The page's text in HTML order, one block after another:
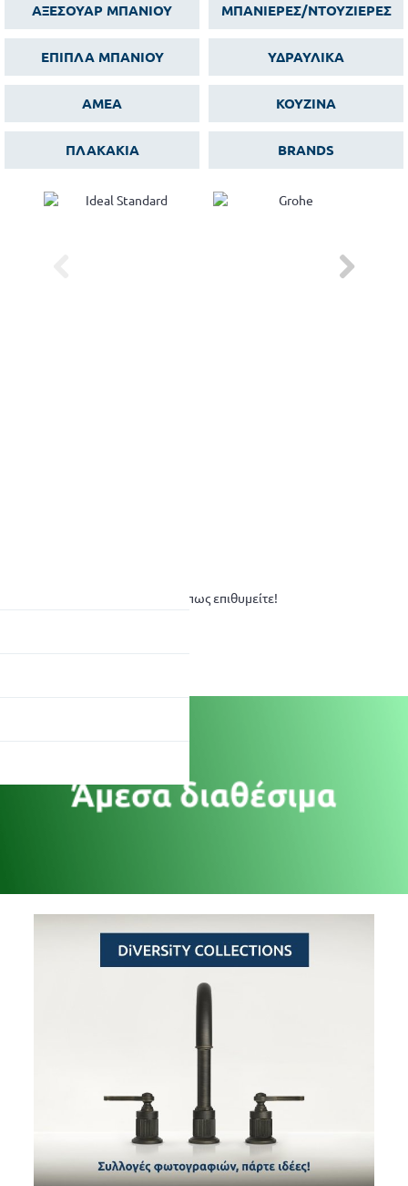
ΑΞΕΣΟΥΑΡ ΜΠΑΝΙΟΥ ΜΠΑΝΙΕΡΕΣ/ΝΤΟΥΖΙΕΡΕΣ
ΕΠΙΠΛΑ ΜΠΑΝΙΟΥ ΥΔΡΑΥΛΙΚΑ
ΑΜΕΑ ΚΟΥΖΙΝΑ
ΠΛΑΚΑΚΙΑ BRANDS